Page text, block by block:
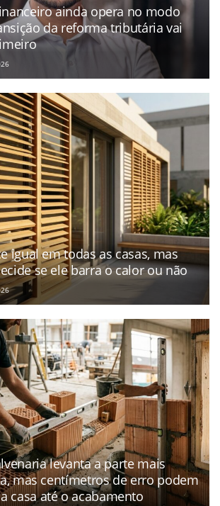
ainda opera no modo
da reforma tributária vai
igual em todas as casas, mas
se ele barra o calor ou não
levanta a parte mais
mas centímetros de erro podem
casa até o acabamento